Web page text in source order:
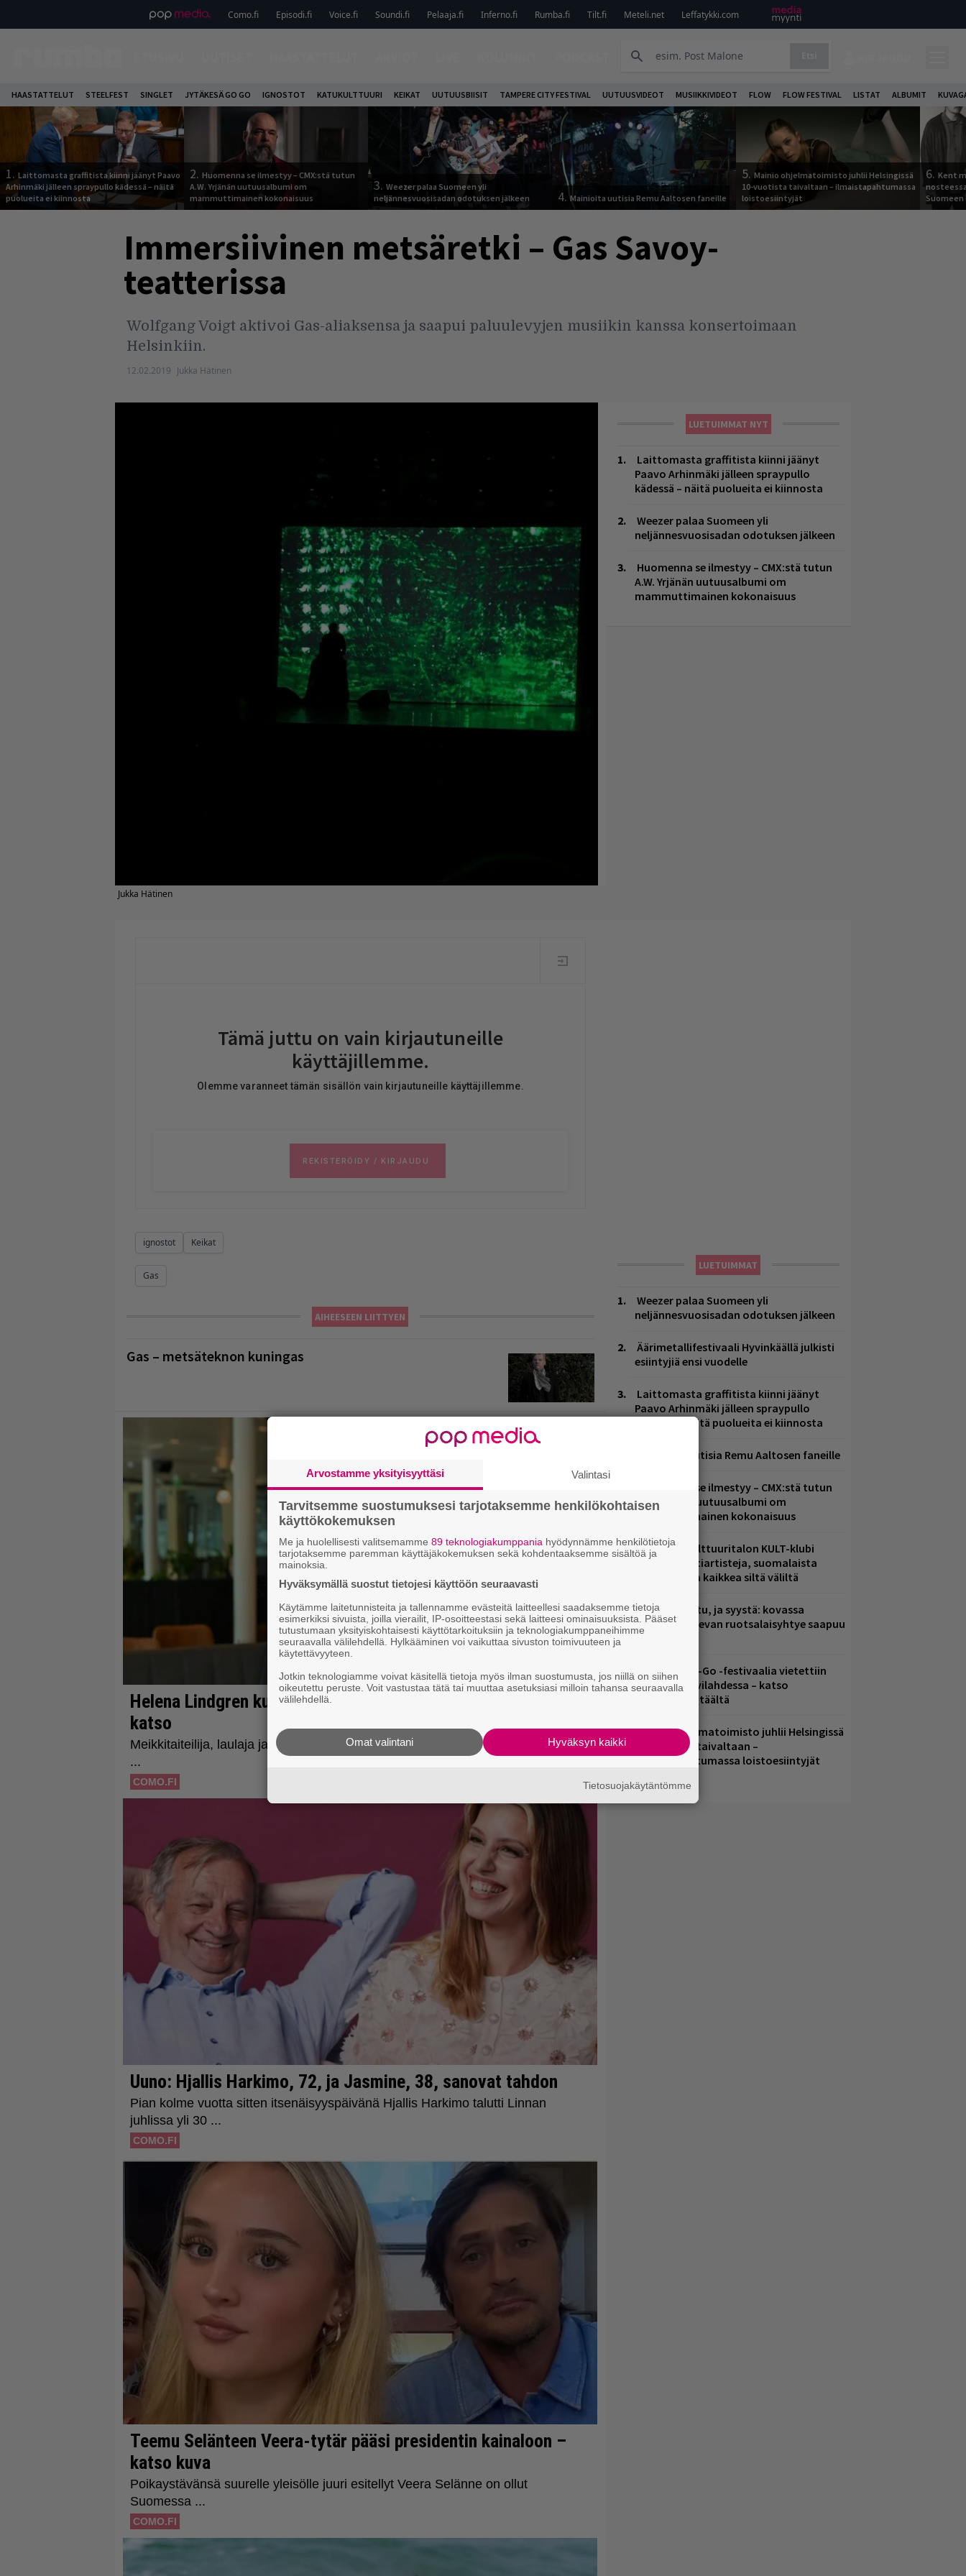
Como.fi Episodi.fi Voice.fi Soundi.fi Pelaaja.fi Inferno.fi Rumba.fi Tilt.fi Meteli.net Leffatykki.com
HAASTATTELUT STEELFEST SINGLET JYTÄKESÄ GO GO IGNOSTOT KATUKULTTUURI KEIKAT UUTUUSBIISIT TAMPERE CITY FESTIVAL UUTUUSVIDEOT MUSIIKKIVIDEOT FLOW FLOW FESTIVAL LISTAT ALBUMIT
1. Laittomasta graffitista kiinni jäänyt Paavo
Arhinmäki jälleen spraypullo kädessä – näitä
puolueita ei kiinnosta
2. Huomenna se ilmestyy – CMX:stä tutun
A.W. Yrjänän uutuusalbumi om
mammuttimainen kokonaisuus
3. Weezer palaa Suomeen yli
neljännesvuosisadan odotuksen jälkeen
4.Mainioita uutisia Remu Aaltosen faneille
5. Mainio ohjelmatoimisto juhlii Helsingissä
10-vuotista taivaltaan – ilmaistapahtumassa
loistoesiintyjät
6. Kent
Suomeen
Immersiivinen metsäretki – Gas Savoy-
teatterissa
Wolfgang Voigt aktivoi Gas-aliaksensa ja saapui paluulevyjen musiikin kanssa konsertoimaan
Helsinkiin.
12.02.2019 Jukka Hätinen
Jukka Hätinen
LUETUIMMAT NYT
Laittomasta graffitista kiinni jäänyt
Paavo Arhinmäki jälleen spraypullo
kädessä – näitä puolueita ei kiinnosta
Weezer palaa Suomeen yli
neljännesvuosisadan odotuksen jälkeen
Huomenna se ilmestyy – CMX:stä tutun
A.W. Yrjänän uutuusalbumi om
mammuttimainen kokonaisuus
ignostot Keikat
Gas
AIHEESEEN LIITTYEN
Gas – metsäteknon kuningas
LUETUIMMAT
Weezer palaa Suomeen yli
neljännesvuosisadan odotuksen jälkeen
Äärimetallifestivaali Hyvinkäällä julkisti
esiintyjiä ensi vuodelle
Laittomasta graffitista kiinni jäänyt
Paavo Arhinmäki jälleen spraypullo
kädessä – näitä puolueita ei kiinnosta
Mainioita uutisia Remu Aaltosen faneille
Huomenna se ilmestyy – CMX:stä tutun
A.W. Yrjänän uutuusalbumi om
mammuttimainen kokonaisuus
Helsingin Kulttuuritalon KULT-klubi
tarjoaa kulttiartisteja, suomalaista
osaamista ja kaikkea siltä väliltä
Kent mainittu, ja syystä: kovassa
nosteessa olevan ruotsalaisyhtye saapuu
Suomeen
Jytäkesä Go-Go -festivaalia vietettiin
Helsingin Suvilahdessa – katso
kuvagalleria täältä
Mainio ohjelmatoimisto juhlii Helsingissä
10-vuotista taivaltaan –
ilmaistapahtumassa loistoesiintyjät
Arvostamme yksityisyyttäsi Valintasi
Tarvitsemme suostumuksesi tarjotaksemme henkilökohtaisen
käyttökokemuksen
Me ja huolellisesti valitsemamme 89 teknologiakumppania hyödynnämme henkilötietoja
tarjotaksemme paremman käyttäjäkokemuksen sekä kohdentaaksemme sisältöä ja
mainoksia.
Hyväksymällä suostut tietojesi käyttöön seuraavasti
Käytämme laitetunnisteita ja tallennamme evästeitä laitteellesi saadaksemme tietoja
esimerkiksi sivuista, joilla vierailit, IP-osoitteestasi sekä laitteesi ominaisuuksista. Pääset
tutustumaan yksityiskohtaisesti käyttötarkoituksiin ja teknologiakumppaneihimme
seuraavalla välilehdellä. Hylkääminen voi vaikuttaa sivuston toimivuuteen ja
käytettävyyteen.
Jotkin teknologiamme voivat käsitellä tietoja myös ilman suostumusta, jos niillä on siihen
oikeutettu peruste. Voit vastustaa tätä tai muuttaa asetuksiasi milloin tahansa seuraavalla
välilehdellä.
Hyväksyn kaikki
Omat valintani
Tietosuojakäytäntömme